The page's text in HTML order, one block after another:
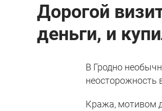
Дорогой
деньги, и
В Гродно
Кража, мотивом